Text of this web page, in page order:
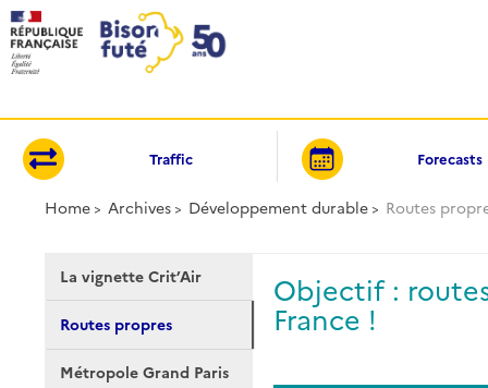
Traffic Forecasts
Home Archives Développement durable Routes
La vignette Crit’Air
Routes propres
Métropole Grand Paris
Objectif :
France !
Cookies management panel